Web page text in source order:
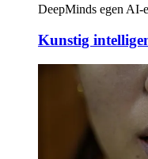
DeepMinds egen AI-
Kunstig